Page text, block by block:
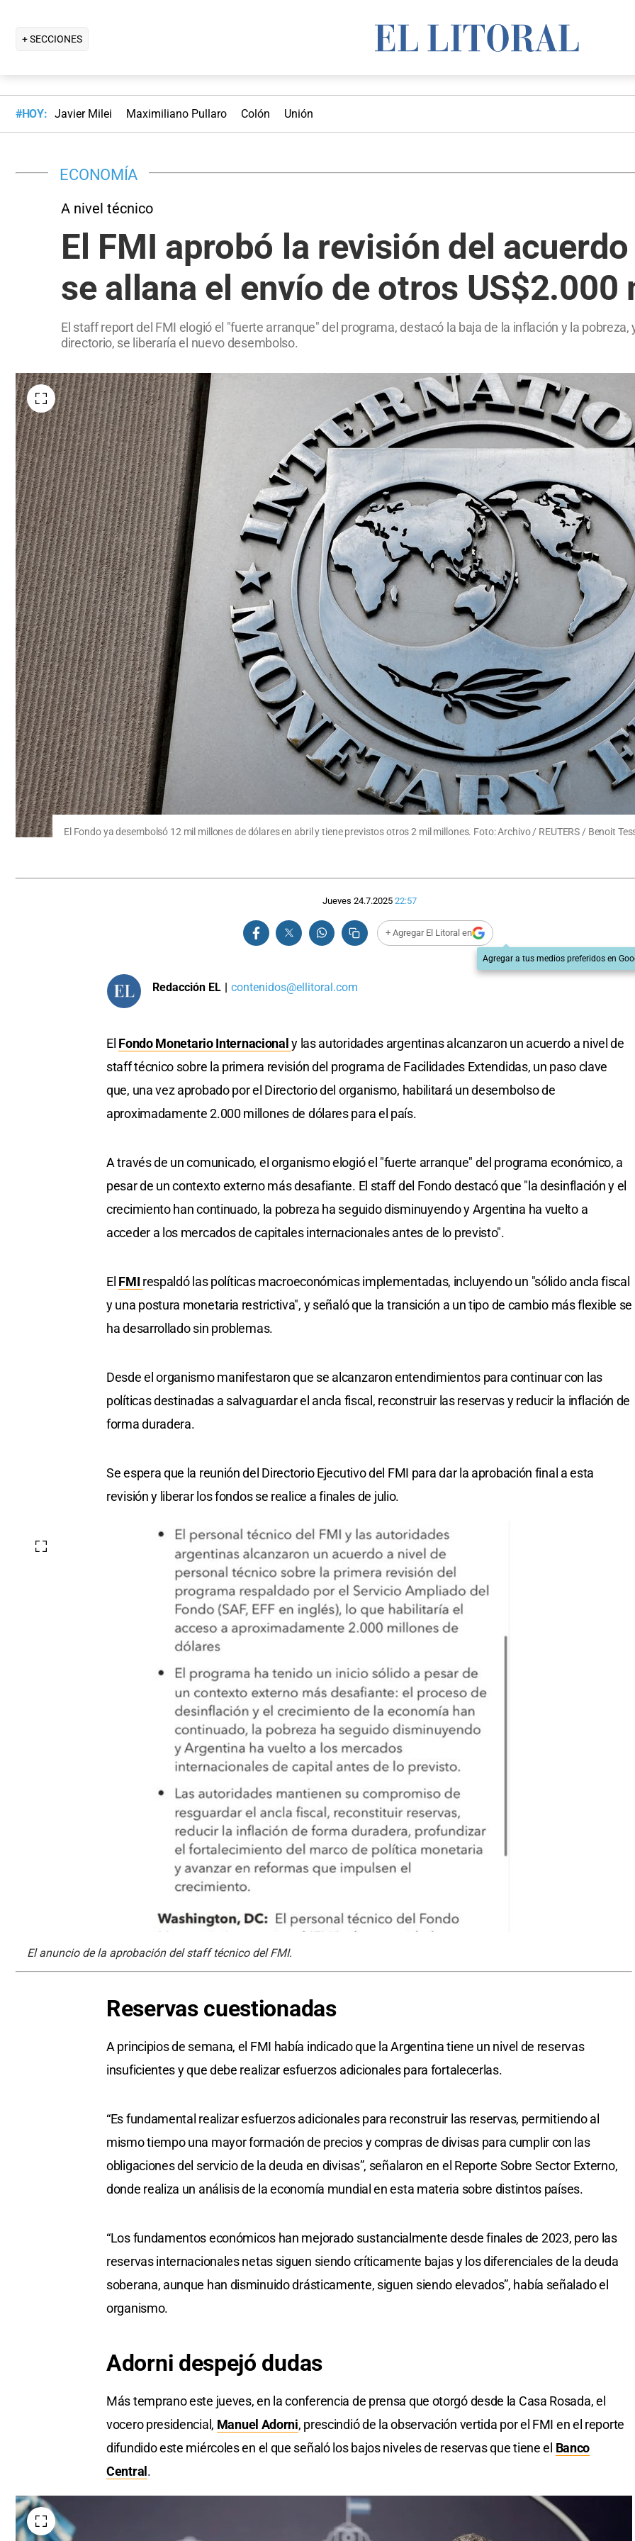
+ SECCIONES
#HOY: Javier Milei Maximiliano Pullaro Colón Unión
ECONOMÍA
A nivel técnico
El FMI aprobó la revisión del
se allana el envío de otros US$2.000
El staff report del FMI elogió el "fuerte arranque" del programa, destacó la baja de la inflación y la
directorio, se liberaría el nuevo desembolso.
El Fondo ya desembolsó 12 mil millones de dólares en abril y tiene previstos otros 2 mil millones. Foto: Archivo / REUTERS / Benoit
Jueves 24.7.2025 22:57
+ Agregar El Litoral en
Agregar a tus medios preferidos en
Redacción EL | contenidos@ellitoral.com
El Fondo Monetario Internacionaly las autoridades argentinas alcanzaron un acuerdo a nivel de
staff técnico sobre la primera revisión del programa de Facilidades Extendidas, un paso clave
que, una vez aprobado por el Directorio del organismo, habilitará un desembolso de
aproximadamente 2.000 millones de dólares para el país.
A través de un comunicado, el organismo elogió el "fuerte arranque" del programa económico, a
pesar de un contexto externo más desafiante. El staff del Fondo destacó que "la desinflación y el
crecimiento han continuado, la pobreza ha seguido disminuyendo y Argentina ha vuelto a
acceder a los mercados de capitales internacionales antes de lo previsto".
El FMI respaldó las políticas macroeconómicas implementadas, incluyendo un "sólido ancla fiscal
y una postura monetaria restrictiva", y señaló que la transición a un tipo de cambio más flexible se
ha desarrollado sin problemas.
Desde el organismo manifestaron que se alcanzaron entendimientos para continuar con las
políticas destinadas a salvaguardar el ancla fiscal, reconstruir las reservas y reducir la inflación de
forma duradera.
Se espera que la reunión del Directorio Ejecutivo del FMI para dar la aprobación final a esta
revisión y liberar los fondos se realice a finales de julio.
El anuncio de la aprobación del staff técnico del FMI.
Reservas cuestionadas
A principios de semana, el FMI había indicado que la Argentina tiene un nivel de reservas
insuficientes y que debe realizar esfuerzos adicionales para fortalecerlas.
“Es fundamental realizar esfuerzos adicionales para reconstruir las reservas, permitiendo al
mismo tiempo una mayor formación de precios y compras de divisas para cumplir con las
obligaciones del servicio de la deuda en divisas”, señalaron en el Reporte Sobre Sector Externo,
donde realiza un análisis de la economía mundial en esta materia sobre distintos países.
“Los fundamentos económicos han mejorado sustancialmente desde finales de 2023, pero las
reservas internacionales netas siguen siendo críticamente bajas y los diferenciales de la deuda
soberana, aunque han disminuido drásticamente, siguen siendo elevados”, había señalado el
organismo.
Adorni despejó dudas
Más temprano este jueves, en la conferencia de prensa que otorgó desde la Casa Rosada, el
vocero presidencial, Manuel Adorni, prescindió de la observación vertida por el FMI en el reporte
difundido este miércoles en el que señaló los bajos niveles de reservas que tiene el Banco
Central .